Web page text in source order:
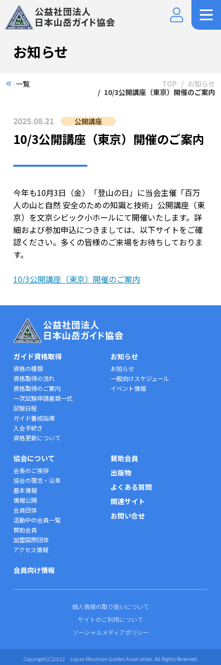
お知らせ
一覧 TOP
お知らせ
10/3公開講座（東京）開催のご案内
2025.08.21 公開講座
10/3公開講座（東京）開催のご案内
今年も10月3日（金）「登山の日」に当会主催「百万
人の山と自然 安全のための知識と技術」公開講座（東
京）を文京シビック小ホールにて開催いたします。詳
細および参加申込につきましては、以下サイトをご確
認ください。多くの皆様のご来場をお待ちしておりま
す。
10/3公開講座（東京）開催のご案内
ガイド資格取得
資格の種類
資格取得の流れ
資格取得のご案内
一次試験申請書類一式
試験日程
ガイド養成指導
入会手続き
資格更新について
お知らせ
お知らせ
一般向けスケジュール
イベント情報
協会について
会長のご挨拶
協会の理念・沿革
基本情報
情報公開
会員団体
活動中の会員一覧
賛助会員
加盟国際団体
アクセス情報
賛助会員
出版物
よくある質問
関連サイト
お問い合せ
会員向け情報
個人情報の取り扱いについて
サイトのご利用について
ソーシャルメディアポリシー
Copyright(C)2012 Japan Mountain Guides Association. All Rights Reserved.